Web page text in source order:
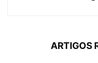
ARTIGOS